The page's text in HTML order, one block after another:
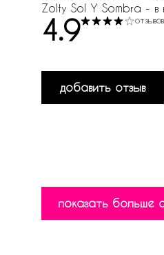
Zolty Sol Y Sombra -
4.9 отзывов
добавить отзыв
показать больше